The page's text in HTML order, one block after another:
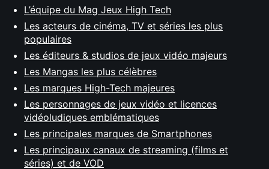
L’équipe du Mag Jeux High Tech
Les acteurs de cinéma, TV et séries les plus
populaires
Les éditeurs & studios de jeux vidéo majeurs
Les Mangas les plus célèbres
Les marques High-Tech majeures
Les personnages de jeux vidéo et licences
vidéoludiques emblématiques
Les principales marques de Smartphones
Les principaux canaux de streaming (films et
séries) et de VOD